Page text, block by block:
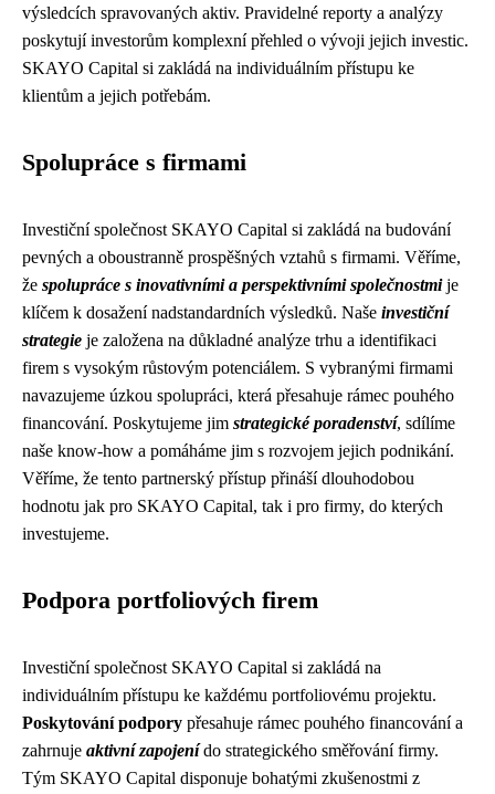
výsledcích spravovaných aktiv. Pravidelné reporty a analýzy
poskytují investorům komplexní přehled o vývoji jejich investic.
SKAYO Capital si zakládá na individuálním přístupu ke
klientům a jejich potřebám.
Spolupráce s firmami
Investiční společnost SKAYO Capital si zakládá na budování
pevných a oboustranně prospěšných vztahů s firmami. Věříme,
že spolupráce s inovativními a perspektivními společnostmije
klíčem k dosažení nadstandardních výsledků. Naše investiční
strategie je založena na důkladné analýze trhu a identifikaci
firem s vysokým růstovým potenciálem. S vybranými firmami
navazujeme úzkou spolupráci, která přesahuje rámec pouhého
financování. Poskytujeme jim strategické poradenství, sdílíme
naše know-how a pomáháme jim s rozvojem jejich podnikání.
Věříme, že tento partnerský přístup přináší dlouhodobou
hodnotu jak pro SKAYO Capital, tak i pro firmy, do kterých
investujeme.
Podpora portfoliových firem
Investiční společnost SKAYO Capital si zakládá na
individuálním přístupu ke každému portfoliovému projektu.
Poskytování podpory přesahuje rámec pouhého financování a
zahrnuje aktivní zapojenído strategického směřování firmy.
Tým SKAYO Capital disponuje bohatými zkušenostmi z